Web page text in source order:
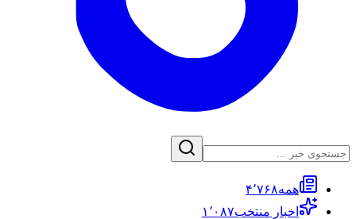
همه۴٬۷۶۸
اخبار منتخب۱٬۰۸۷